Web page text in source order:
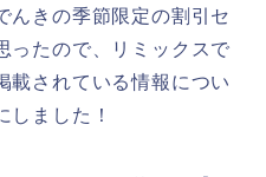
んきの季節限定の割引セ
ったので、リミックスで
載されている情報につい
しました！